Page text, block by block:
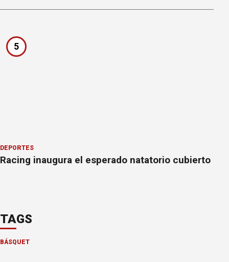
5
DEPORTES
Racing inaugura el esperado natatorio cubierto
TAGS
BÁSQUET